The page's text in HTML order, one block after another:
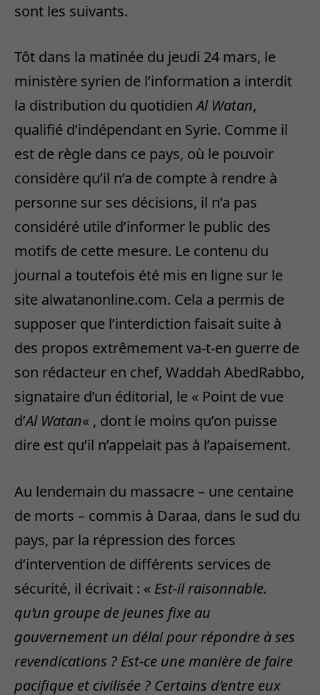
sont les suivants.
Tôt dans la matinée du jeudi 24 mars, le
ministère syrien de l’information a interdit
la distribution du quotidienAl Watan,
qualifié d’indépendant en Syrie. Comme il
est de règle dans ce pays, où le pouvoir
considère qu’il n’a de compte à rendre à
personne sur ses décisions, il n’a pas
considéré utile d’informer le public des
motifs de cette mesure. Le contenu du
journal a toutefois été mis en ligne sur le
site alwatanonline.com. Cela a permis de
supposer que l’interdiction faisait suite à
des propos extrêmement va-t-en guerre de
son rédacteur en chef, Waddah AbedRabbo,
signataire d’un éditorial, le « Point de vue
d’Al Watan« , dont le moins qu’on puisse
dire est qu’il n’appelait pas à l’apaisement.
Au lendemain du massacre – une centaine
de morts – commis à Daraa, dans le sud du
pays, par la répression des forces
d’intervention de différents services de
sécurité, il écrivait : « Est-il raisonnable.
qu’un groupe de jeunes fixe au
gouvernement un délai pour répondre à ses
revendications ? Est-ce une manière de faire
pacifique et civilisée ? Certains d’entre eux